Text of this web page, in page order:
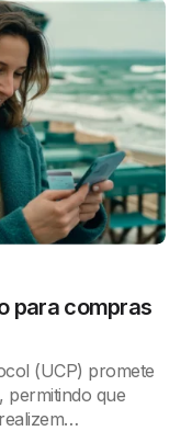
para compras
(UCP) promete
que